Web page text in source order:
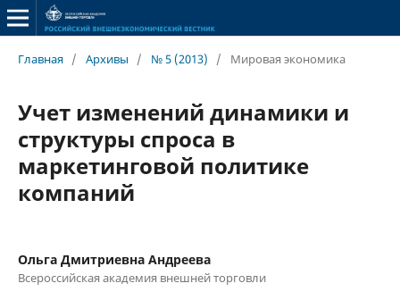
Главная / Архивы / № 5 (2013) / Мировая экономика
Учет изменений динамики и
структуры спроса в
маркетинговой политике
компаний
Ольга Дмитриевна Андреева
Всероссийская академия внешней торговли